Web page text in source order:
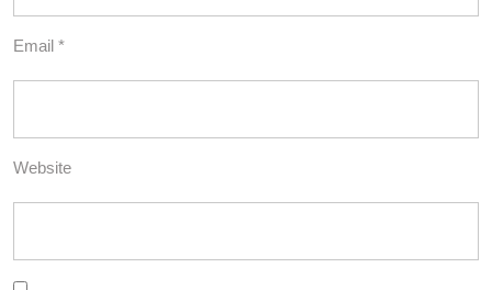
Email *
Website